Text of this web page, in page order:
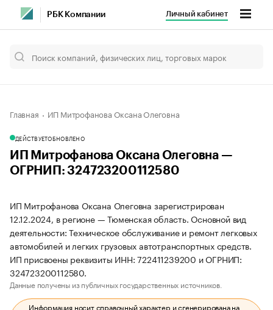
РБК Компании Личный кабинет
Главная ИП Митрофанова Оксана Олеговна
ДЕЙСТВУЕТОБНОВЛЕНО
ИП Митрофанова Оксана Олеговна —
ОГРНИП: 324723200112580
ИП Митрофанова Оксана Олеговна зарегистрирован
12.12.2024, в регионе — Тюменская область. Основной вид
деятельности: Техническое обслуживание и ремонт легковых
автомобилей и легких грузовых автотранспортных средств.
ИП присвоены реквизиты ИНН: 722411239200 и ОГРНИП:
324723200112580.
Данные получены из публичных государственных источников.
Информация носит справочный характер и сгенерирована на